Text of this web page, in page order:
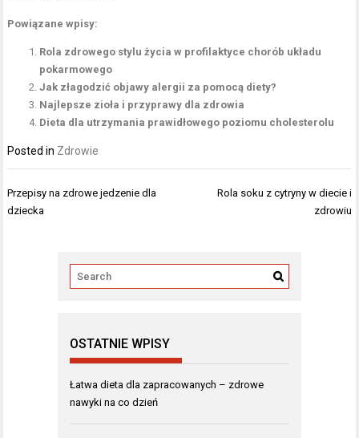
Powiązane wpisy:
Rola zdrowego stylu życia w profilaktyce chorób układu
pokarmowego
Jak złagodzić objawy alergii za pomocą diety?
Najlepsze zioła i przyprawy dla zdrowia
Dieta dla utrzymania prawidłowego poziomu cholesterolu
Posted in Zdrowie
Nawigacja
wpisu
Przepisy na zdrowe jedzenie dla
dziecka
Rola soku z cytryny w diecie i
zdrowiu
OSTATNIE WPISY
Łatwa dieta dla zapracowanych – zdrowe
nawyki na co dzień